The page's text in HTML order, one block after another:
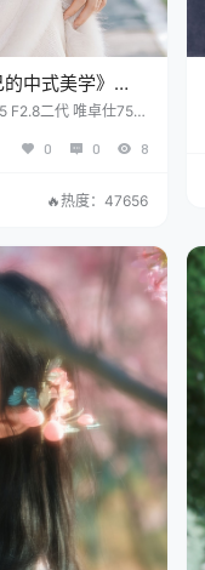
中式美学》
F2.8二代 唯卓仕75m
ISO降噪-4 色彩效
0 0 8
🔥热度：47656